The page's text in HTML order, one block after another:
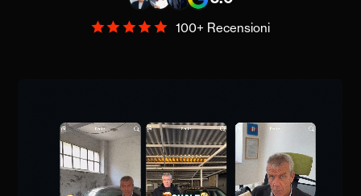
100+ Recensioni